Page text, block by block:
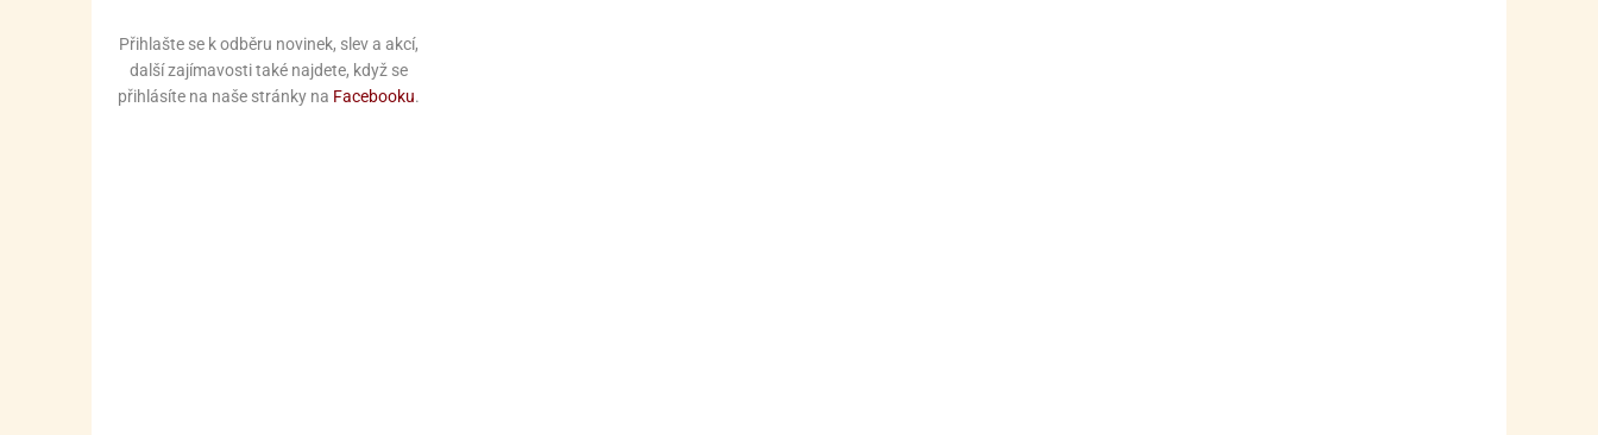
Přihlašte se k odběru novinek, slev a akcí,
další zajímavosti také najdete, když se
přihlásíte na naše stránky na Facebooku.